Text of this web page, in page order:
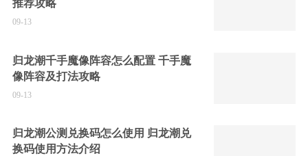
推荐攻略
09-13
归龙潮千手魔像阵容怎么配置 千手魔
像阵容及打法攻略
09-13
归龙潮公测兑换码怎么使用 归龙潮兑
换码使用方法介绍